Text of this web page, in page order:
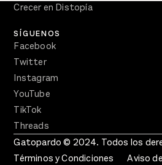
Crecer en Distopía
SÍGUENOS
Facebook
Twitter
Instagram
YouTube
TikTok
Threads
Gatopardo © 2024. Todos los
Términos y Condiciones
Aviso